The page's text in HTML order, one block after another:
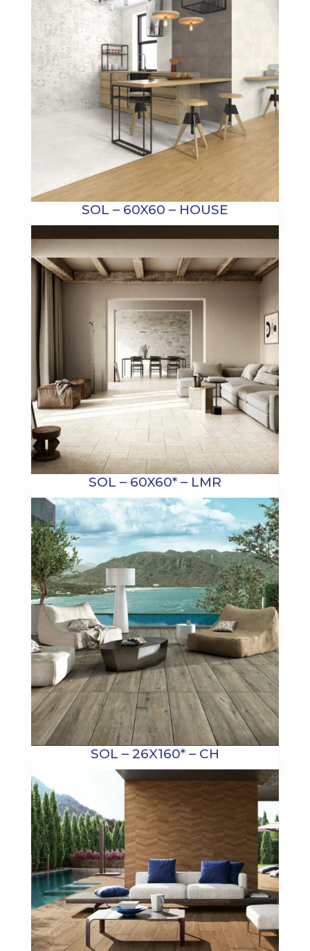
SOL – 60X60 – HOUSE
SOL – 60X60* – LMR
SOL – 26X160* – CH